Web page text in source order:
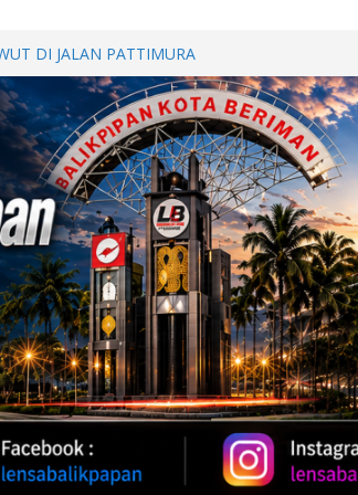
DI JALAN PATTIMURA
WARGA MINTA SEGERA
Kemitraan dengan
Melalui Silaturahmi dan
POLDA KALTIM
KEBUGARAN PERSONEL
Provinsi Jawa Tengah Jajaki
2026, Kapolda Kaltim
Karhutla